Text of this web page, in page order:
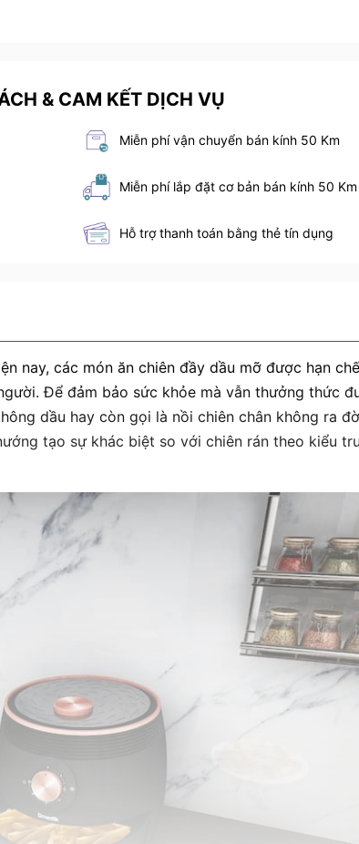
& CAM KẾT DỊCH VỤ
Miễn phí vận chuyển bán kính 50 Km
Miễn phí lắp đặt cơ bản bán kính 50 Km
Hỗ trợ thanh toán bằng thẻ tín dụng
nay, các món ăn chiên đầy dầu mỡ được hạn
Để đảm bảo sức khỏe mà vẫn thưởng thức
dầu hay còn gọi là nồi chiên chân không ra
tạo sự khác biệt so với chiên rán theo kiểu